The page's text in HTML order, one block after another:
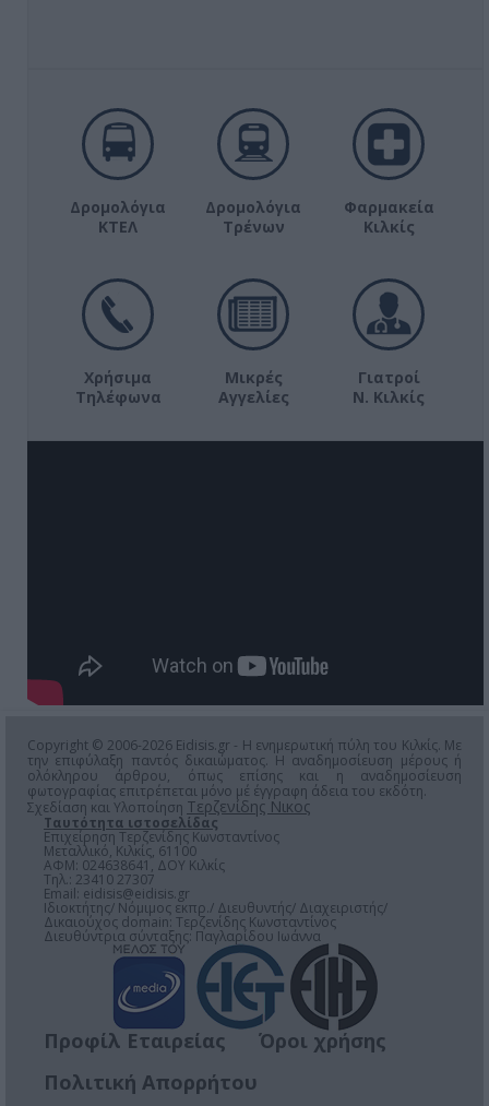
Δρομολόγια
ΚΤΕΛ
Δρομολόγια
Τρένων
Φαρμακεία
Κιλκίς
Χρήσιμα
Τηλέφωνα
Μικρές
Αγγελίες
Γιατροί
Ν. Κιλκίς
Copyright © 2006-2026 Eidisis.gr - Η ενημερωτική πύλη του Κιλκίς. Με
την επιφύλαξη παντός δικαιώματος. Η αναδημοσίευση μέρους ή
ολόκληρου άρθρου, όπως επίσης και η αναδημοσίευση
φωτογραφίας επιτρέπεται μόνο μέ έγγραφη άδεια του εκδότη.
Σχεδίαση και Υλοποίηση Τερζενίδης Νικος
Ταυτότητα ιστοσελίδας
Επιχείρηση Τερζενίδης Κωνσταντίνος
Μεταλλικό, Κιλκίς, 61100
ΑΦΜ: 024638641, ΔΟΥ Κιλκίς
Τηλ.: 23410 27307
Email: eidisis@eidisis.gr
Ιδιοκτήτης/ Νόμιμος εκπρ./ Διευθυντής/ Διαχειριστής/
Δικαιούχος domain: Τερζενίδης Κωνσταντίνος
Διευθύντρια σύνταξης: Παγλαρίδου Ιωάννα
Προφίλ Εταιρείας
Όροι χρήσης
Πολιτική Απορρήτου